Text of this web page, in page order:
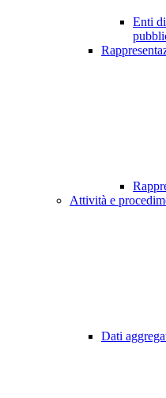
Enti
Attività e
Dati